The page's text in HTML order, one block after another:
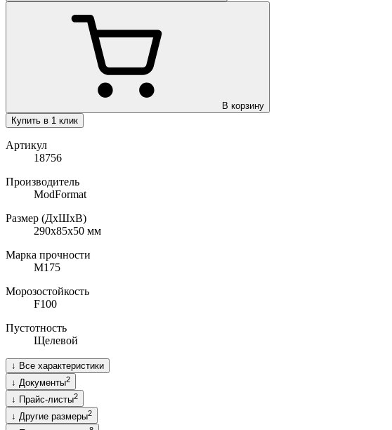
В корзину
Купить в 1 клик
Артикул
18756
Производитель
ModFormat
Размер (ДхШхВ)
290x85х50 мм
Марка прочности
M175
Морозостойкость
F100
Пустотность
Щелевой
↓ Все характеристики
↓ Документы2
↓ Прайс-листы2
↓ Другие размеры2